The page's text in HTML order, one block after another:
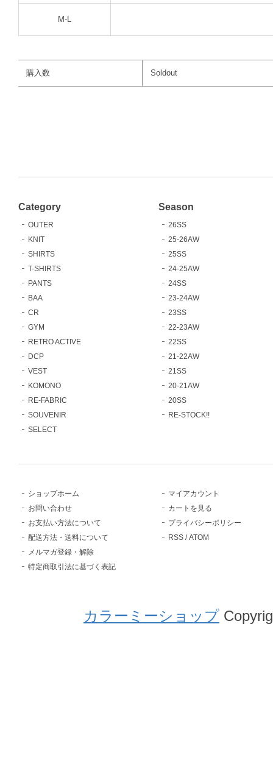
M-L
購入数 Soldout
Category
OUTER
KNIT
SHIRTS
T-SHIRTS
PANTS
BAA
CR
GYM
RETRO ACTIVE
DCP
VEST
KOMONO
RE-FABRIC
SOUVENIR
SELECT
Season
26SS
25-26AW
25SS
24-25AW
24SS
23-24AW
23SS
22-23AW
22SS
21-22AW
21SS
20-21AW
20SS
RE-STOCK!!
ショップホーム
お問い合わせ
お支払い方法について
配送方法・送料について
メルマガ登録・解除
特定商取引法に基づく表記
マイアカウント
カートを見る
プライバシーポリシー
RSS /ATOM
カラーミーショップ